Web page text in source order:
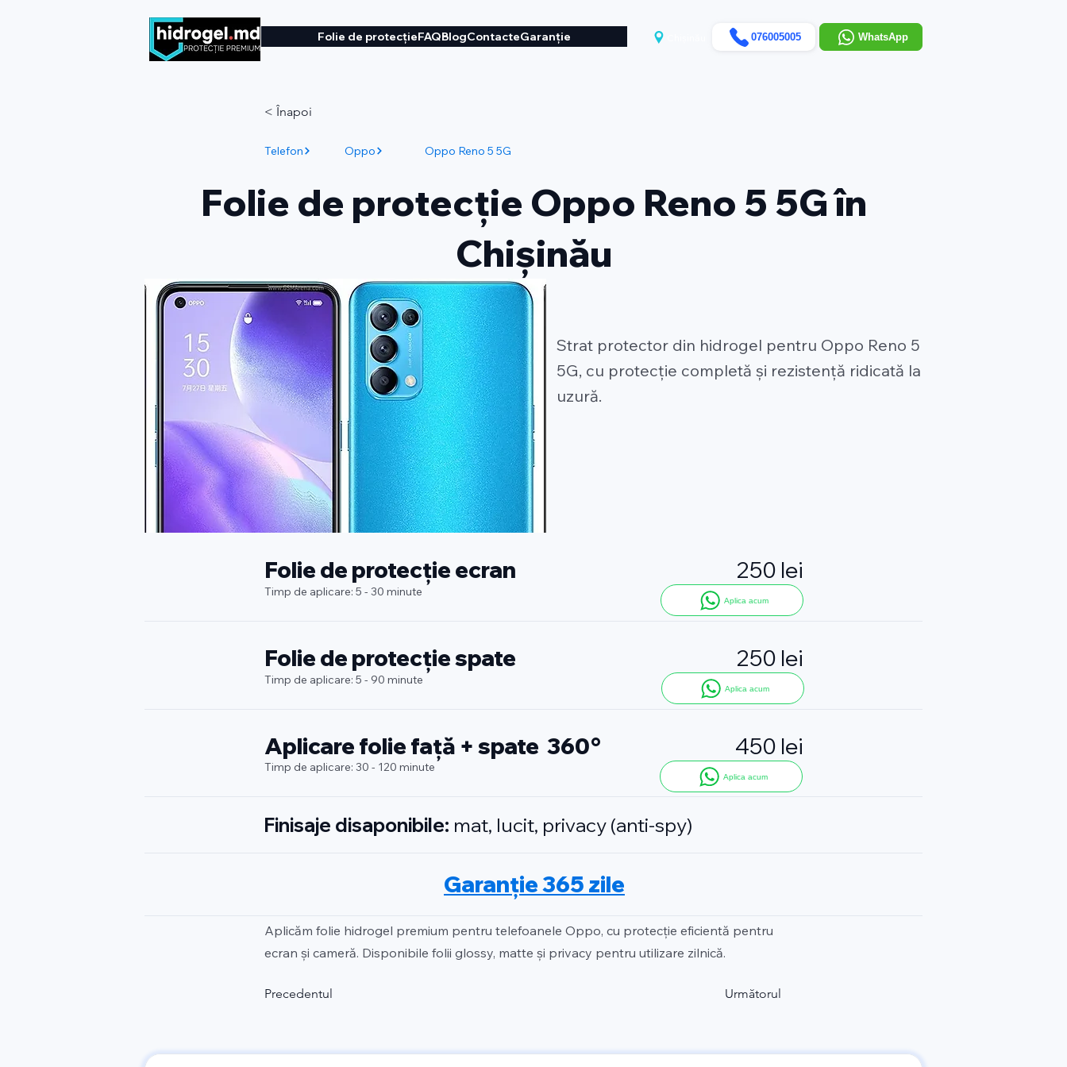
Folie de protecțieFAQBlogContacteGaranție 076005005 WhatsApp
< Înapoi
Telefon Oppo Oppo Reno 5 5G
Folie de protecție Oppo Reno 5 5G în
Chișinău
Strat protector din hidrogel pentru Oppo Reno 5
5G, cu protecție completă și rezistență ridicată la
uzură.
250 lei
Folie de protecție ecran
Timp de aplicare: 5 - 30 minute
Aplica acum
250 lei
Folie de protecție spate
Timp de aplicare: 5 - 90 minute
Aplica acum
Aplicare folie față + spate 360°
Aplica acum
450 lei
Timp de aplicare: 30 - 120 minute
Finisaje disaponibile: mat, lucit, privacy (anti-spy)
Garanție 365 zile
Aplicăm folie hidrogel premium pentru telefoanele Oppo, cu protecție eficientă pentru
ecran și cameră. Disponibile folii glossy, matte și privacy pentru utilizare zilnică.
Precedentul Următorul